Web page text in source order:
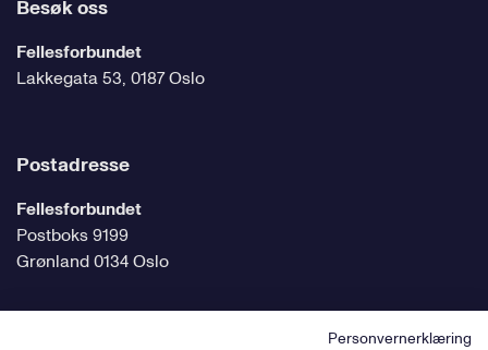
Besøk oss
Fellesforbundet
Lakkegata 53, 0187 Oslo
Postadresse
Fellesforbundet
Postboks 9199
Grønland 0134 Oslo
Personvernerklæring